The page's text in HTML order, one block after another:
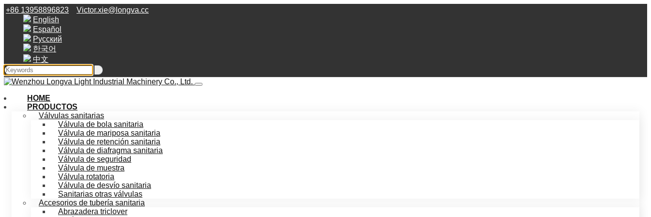
+86 13958896823
Victor.xie@longva.cc
English
Español
Русский
한국어
中文
HOME
PRODUCTOS
Válvulas sanitarias
Válvula de bola sanitaria
Válvula de mariposa sanitaria
Válvula de retención sanitaria
Válvula de diafragma sanitaria
Válvula de seguridad
Válvula de muestra
Válvula rotatoria
Válvula de desvío sanitaria
Sanitarias otras válvulas
Accesorios de tubería sanitaria
Abrazadera triclover